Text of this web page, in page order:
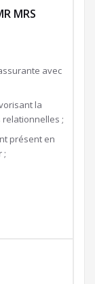
MRS
avec
la
relationnelles ;
présent en
;